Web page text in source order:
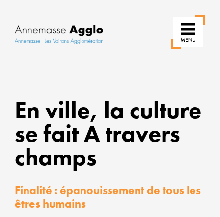
En ville, la culture
se fait A travers
champs
Finalité : épanouissement de tous les
êtres humains